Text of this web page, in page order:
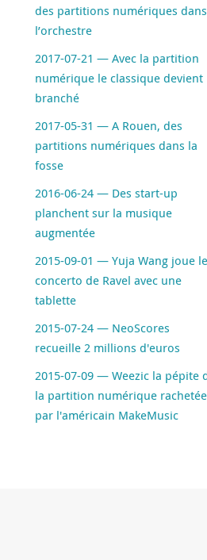
des partitions numériques dans
l’orchestre
2017-07-21 — Avec la partition
numérique le classique devient
branché
2017-05-31 — A Rouen, des
partitions numériques dans la
fosse
2016-06-24 — Des start-up
planchent sur la musique
augmentée
2015-09-01 — Yuja Wang joue le
concerto de Ravel avec une
tablette
2015-07-24 — NeoScores
recueille 2 millions d'euros
2015-07-09 — Weezic la pépite
la partition numérique rachetée
par l'américain MakeMusic